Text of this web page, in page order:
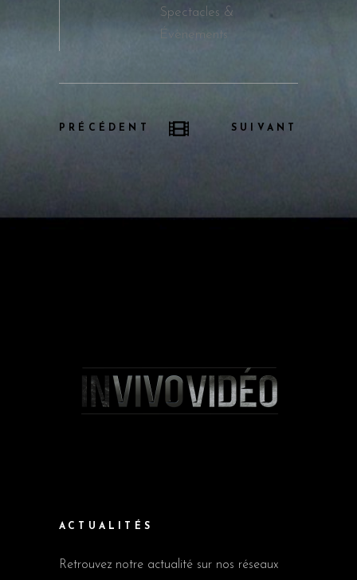
Spectacles &
Évènements
PRÉCÉDENT SUIVANT
ACTUALITÉS
Retrouvez notre actualité sur nos réseaux